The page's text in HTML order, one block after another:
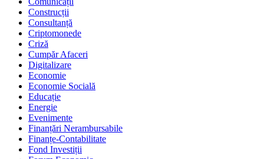
Construcții
Consultanță
Criptomonede
Criză
Cumpăr Afaceri
Digitalizare
Economie
Economie Socială
Educație
Energie
Evenimente
Finanțări Nerambursabile
Finanțe-Contabilitate
Fond Investiții